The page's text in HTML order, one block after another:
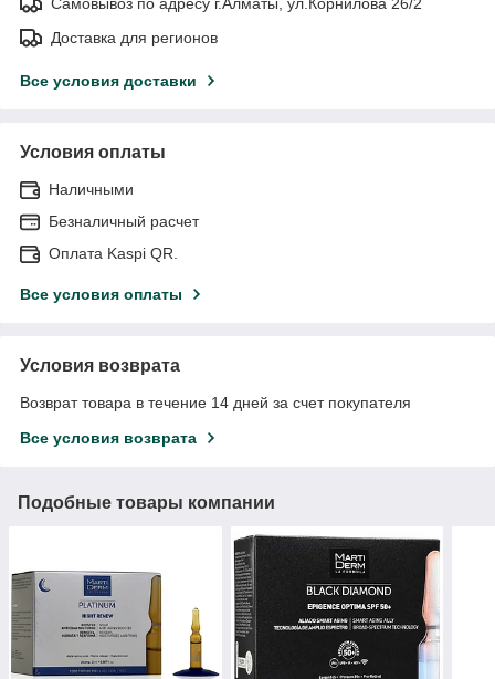
Доставка для регионов
Все условия доставки
Условия оплаты
Наличными
Безналичный расчет
Оплата Kaspi QR.
Все условия оплаты
Условия возврата
Возврат товара в течение 14 дней за счет покупателя
Все условия возврата
Подобные товары компании